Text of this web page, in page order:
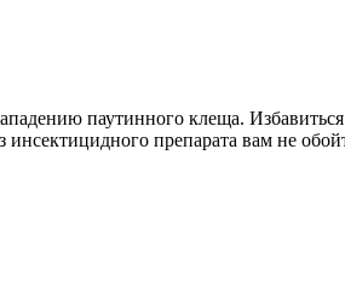
паутинного клеща.
препарата вам не